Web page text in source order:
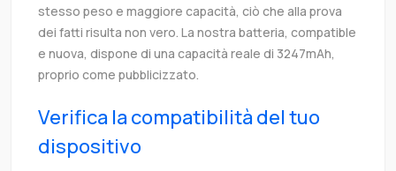
stesso peso e maggiore capacità, ciò che alla prova
dei fatti risulta non vero. La nostra batteria, compatible
e nuova, dispone di una capacità reale di 3247mAh,
proprio come pubblicizzato.
Verifica la compatibilità del tuo
dispositivo